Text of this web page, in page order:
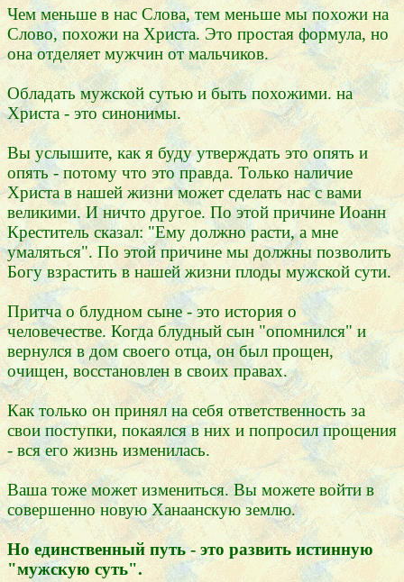
Чем меньше в нас Слова, тем меньше мы похожи на
Слово, похожи на Христа. Это простая формула, но
она отделяет мужчин от мальчиков.
Обладать мужской сутью и быть похожими. на
Христа - это синонимы.
Вы услышите, как я буду утверждать это опять и
опять - потому что это правда. Только наличие
Христа в нашей жизни может сделать нас с вами
великими. И ничто другое. По этой причине Иоанн
Креститель сказал: "Ему должно расти, а мне
умаляться". По этой причине мы должны позволить
Богу взрастить в нашей жизни плоды мужской сути.
Притча о блудном сыне - это история о
человечестве. Когда блудный сын "опомнился" и
вернулся в дом своего отца, он был прощен,
очищен, восстановлен в своих правах.
Как только он принял на себя ответственность за
свои поступки, покаялся в них и попросил прощения
- вся его жизнь изменилась.
Ваша тоже может измениться. Вы можете войти в
совершенно новую Ханаанскую землю.
Но единственный путь - это развить истинную
"мужскую суть".